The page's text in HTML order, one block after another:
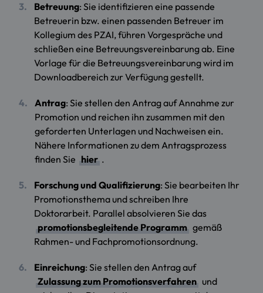
Betreuung: Sie identifizieren eine passende
Betreuerin bzw. einen passenden Betreuer im
Kollegium des PZAI, führen Vorgespräche und
schließen eine Betreuungsvereinbarung ab. Eine
Vorlage für die Betreuungsvereinbarung wird im
Downloadbereich zur Verfügung gestellt.
Antrag: Sie stellen den Antrag auf Annahme zur
Promotion und reichen ihn zusammen mit den
geforderten Unterlagen und Nachweisen ein.
Nähere Informationen zu dem Antragsprozess
finden Sie hier .
Forschung und Qualifizierung: Sie bearbeiten Ihr
Promotionsthema und schreiben Ihre
Doktorarbeit. Parallel absolvieren Sie das
promotionsbegleitende Programm gemäß
Rahmen- und Fachpromotionsordnung.
Einreichung: Sie stellen den Antrag auf
Zulassung zum Promotionsverfahren und